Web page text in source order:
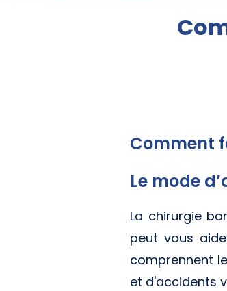
Comment
Le mode
La chirurgie
peut vous
comprennent
et d'accidents